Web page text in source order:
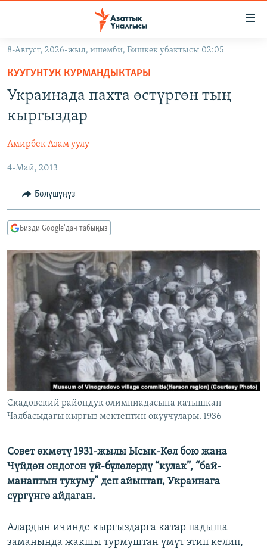
Навигацияга
өтүңүз
Издөөгө
салыңызКЫРГЫЗСТАН
ЭКОНОМИКА
МАДАНИЯТ
ДҮЙНӨ
БОРБОР АЗИЯ
УКРАИНА
АТАЙЫН ИЛИКТӨӨ
ТВ ПРОГРАММАЛАР
БҮГҮН АЗАТТЫКТА
БИЗ ЖАНА ДҮЙНӨ
ДАНИСТЕ
ЭЖЕ-СИҢДИЛЕР
АЗАТТЫК+
ЫҢГАЙСЫЗ СУРООЛОР
ПОДКАСТ
ӨЗГӨЧӨ ПИКИР
ОНЛАЙН ШЕРИНЕ
ЭЕ/АРнун бардык сайттары
8-Август, 2026-жыл, ишемби, Бишкек убактысы 02:05
КУУГУНТУК КУРМАНДЫКТАРЫ
Украинада пахта өстүргөн тың
кыргыздар
Амирбек Азам уулу
4-Май, 2013
Бөлүшүңүз
Бизди Google'дан табыңыз
Скадовский райондук олимпиадасына катышкан
Чалбасыдагы кыргыз мектептин окуучулары. 1936
Совет өкмөтү 1931-жылы Ысык-Көл бою жана
Чүйдөн ондогон үй-бүлөлөрдү “кулак”, “бай-
манаптын тукуму” деп айыптап, Украинага
сүргүнгө айдаган.
Алардын ичинде кыргыздарга катар падыша
заманында жакшы турмуштан үмүт этип келип,